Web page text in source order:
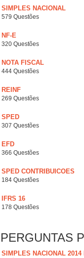
SIMPLES NACIONAL
579 Questões
NF-E
320 Questões
NOTA FISCAL
444 Questões
REINF
269 Questões
SPED
307 Questões
EFD
366 Questões
SPED CONTRIBUICOES
184 Questões
IFRS 16
178 Questões
PERGUNTAS
SIMPLES NACIONAL 2014